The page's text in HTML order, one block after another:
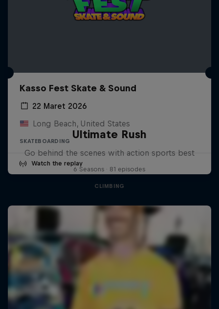
Kasso Fest Skate & Sound
22 Maret 2026
Long Beach, United States
SKATEBOARDING
Watch the replay
Ultimate Rush
Go behind the scenes with action sports best
6 Seasons · 81 episodes
CLIMBING